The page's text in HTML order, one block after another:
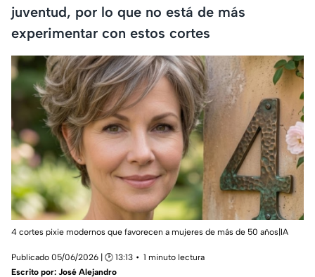
juventud, por lo que no está de más
experimentar con estos cortes
4 cortes pixie modernos que favorecen a mujeres de más de 50 años|IA
Publicado 05/06/2026 | 🕑 13:13
1 minuto lectura
Escrito por: José Alejandro